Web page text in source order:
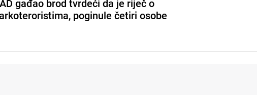
gađao brod tvrdeći da je riječ o
poginule četiri osobe